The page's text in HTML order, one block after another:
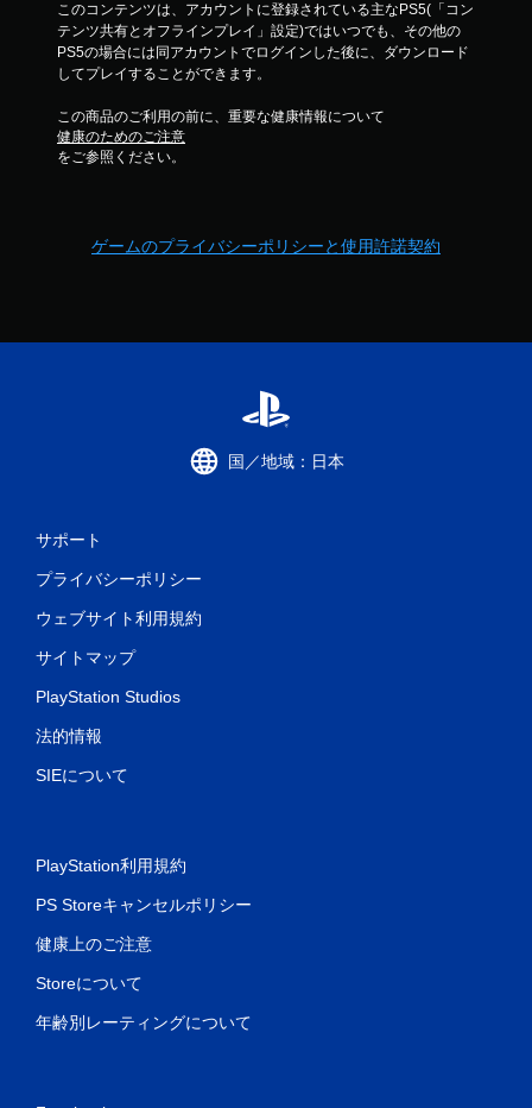
このコンテンツは、アカウントに登録されている主なPS5(「コン
テンツ共有とオフラインプレイ」設定)ではいつでも、その他の
PS5の場合には同アカウントでログインした後に、ダウンロード
してプレイすることができます。
この商品のご利用の前に、重要な健康情報について
健康のためのご注意
をご参照ください。
ゲームのプライバシーポリシーと使用許諾契約
国／地域：日本
サポート
プライバシーポリシー
ウェブサイト利用規約
サイトマップ
PlayStation Studios
法的情報
SIEについて
PlayStation利用規約
PS Storeキャンセルポリシー
健康上のご注意
Storeについて
年齢別レーティングについて